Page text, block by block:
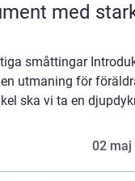
småttingar
utmaning för
ska vi ta en
02 maj